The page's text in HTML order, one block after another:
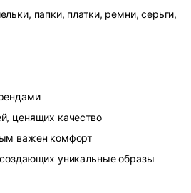
папки, платки, ремни, серьги,
ценящих качество
важен комфорт
уникальные образы